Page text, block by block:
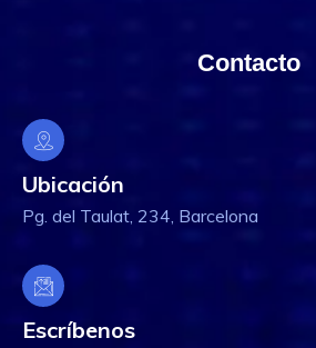
Contacto
Ubicación
Pg. del Taulat, 234, Barcelona
Escríbenos